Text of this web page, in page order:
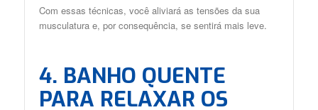
Com essas técnicas, você aliviará as tensões da sua
musculatura e, por consequência, se sentirá mais leve.
4. BANHO QUENTE
PARA RELAXAR OS